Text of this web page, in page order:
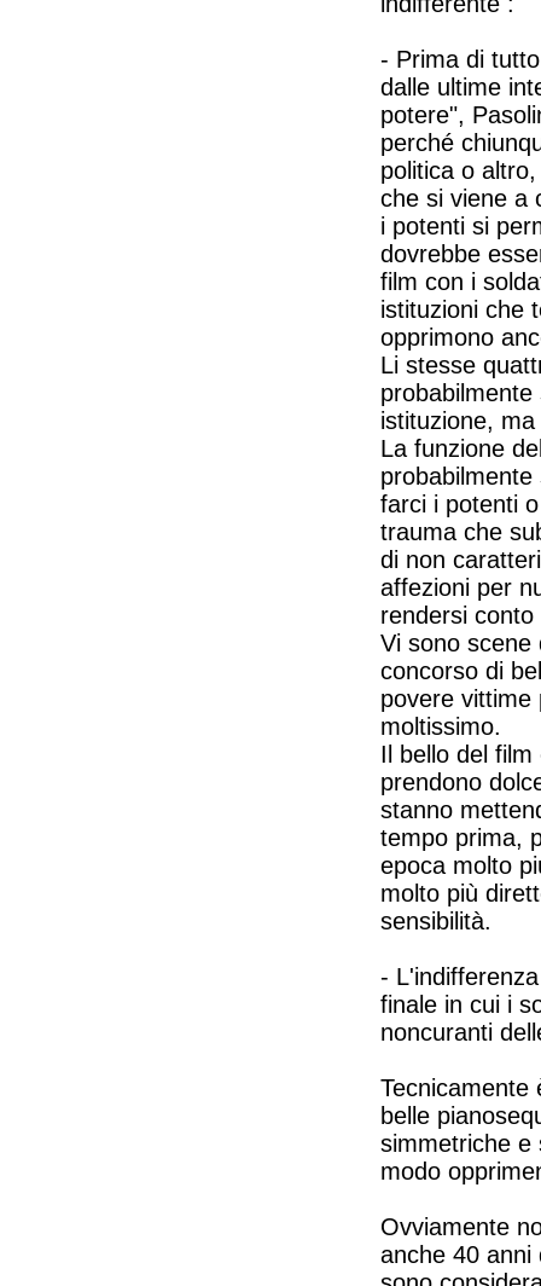
- Prima di
dalle ultime
potere",
perché
politica o
che si viene a
i potenti si
dovrebbe
film con i
istituzioni che
opprimono
Li stesse
istituzione,
La funzione
farci i potenti
trauma che
di non
affezioni per
rendersi
Vi sono scene
concorso di
povere vittime
moltissimo.
Il bello del
prendono
stanno
tempo prima,
epoca molto
molto più
sensibilità.
-
finale in cui i
noncuranti
Tecnicamente
belle
simmetriche e
modo
Ovviamente
anche 40 anni